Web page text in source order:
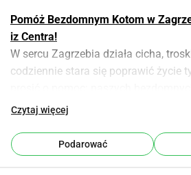
Pomóż Bezdomnym Kotom w
iz Centra!
W sercu Zagrzebia działa cicha,
codziennie stara się poprawić życie
Centra to mała organizacja non-
bezdomnych kotów żyjących w
Opiekujemy się około
Czytaj więcej
Podarować